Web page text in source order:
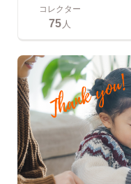
コレクター
75 人